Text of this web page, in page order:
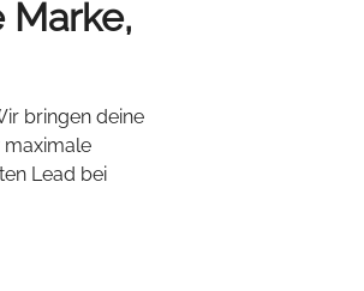
Marke,
bringen deine
Lead bei